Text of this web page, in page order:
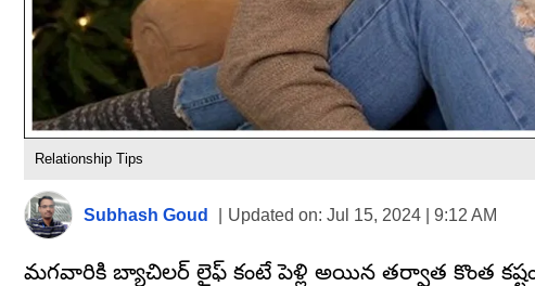
Relationship Tips
Subhash Goud Updated on: Jul 15, 2024 | 9:12 AM
మగవారికి బ్యాచిలర్‌ లైఫ్‌ కంటే పెళ్లి అయిన తర్వాత కొంత